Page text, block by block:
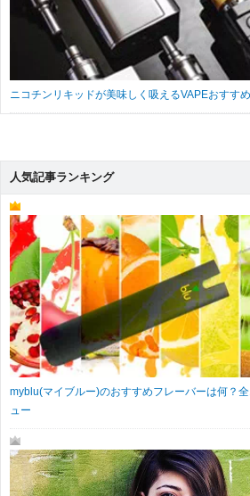
ニコチンリキッドが美味しく吸えるVAPEおすす
人気記事ランキング
myblu(マイブルー)のおすすめフレーバーは何？
ュー